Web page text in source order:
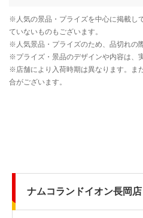
ナムコランドイオン長岡店